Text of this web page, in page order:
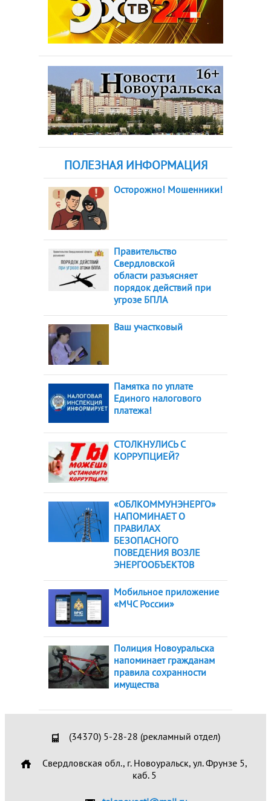
ПОЛЕЗНАЯ ИНФОРМАЦИЯ
Осторожно! Мошенники!
Правительство
Свердловской
области разъясняет
порядок действий при
угрозе БПЛА
Ваш участковый
Памятка по уплате
Единого налогового
платежа!
СТОЛКНУЛИСЬ С
КОРРУПЦИЕЙ?
«ОБЛКОММУНЭНЕРГО»
НАПОМИНАЕТ О
ПРАВИЛАХ
БЕЗОПАСНОГО
ПОВЕДЕНИЯ ВОЗЛЕ
ЭНЕРГООБЪЕКТОВ
Мобильное приложение
«МЧС России»
Полиция Новоуральска
напоминает гражданам
правила сохранности
имущества
(34370) 5-28-28 (рекламный отдел)
Свердловская обл., г. Новоуральск, ул. Фрунзе 5,
каб. 5